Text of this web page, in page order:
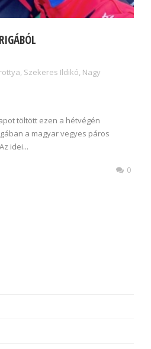
, Szekeres Ildikó, Nagy
töltött ezen a hétvégén
a magyar vegyes páros
idei...
0